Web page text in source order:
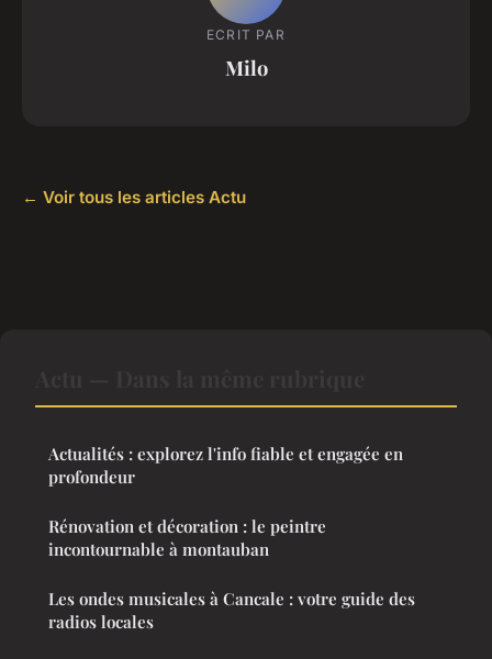
ECRIT PAR
Milo
← Voir tous les articles Actu
Actualités : explorez l'info fiable et engagée en
profondeur
Rénovation et décoration : le peintre
incontournable à montauban
Les ondes musicales à Cancale : votre guide des
radios locales